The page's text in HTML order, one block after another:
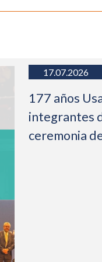
17.07.2026
177 años
integrantes
ceremonia